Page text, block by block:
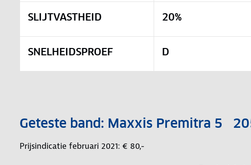
SLIJTVASTHEID 20%
SNELHEIDSPROEF D
Geteste band: Maxxis Premitra 5
Prijsindicatie februari 2021: € 80,-